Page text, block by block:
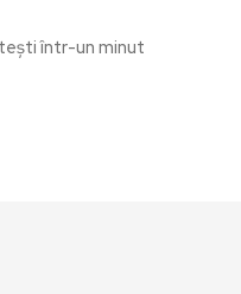
Citești într-un minut